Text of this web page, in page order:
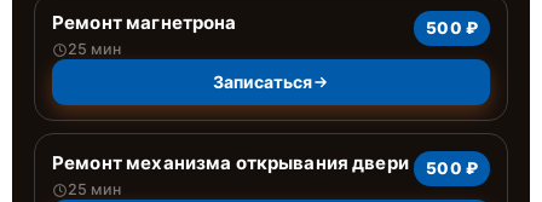
Ремонт магнетрона
25 мин
500 ₽
Записаться
Ремонт механизма открывания двери
25 мин
500 ₽